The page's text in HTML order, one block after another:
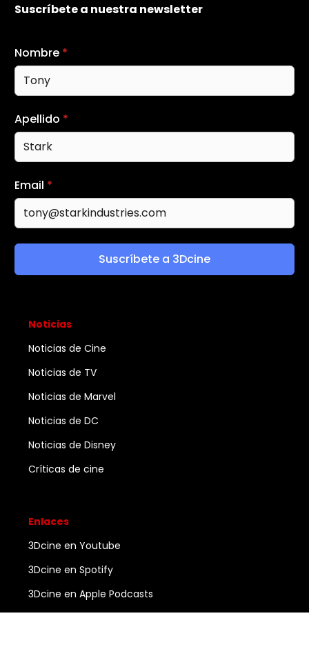
Suscríbete a nuestra newsletter
Nombre *
Apellido *
Email *
Suscríbete a 3Dcine
Noticias
Noticias de Cine
Noticias de TV
Noticias de Marvel
Noticias de DC
Noticias de Disney
Críticas de cine
Enlaces
3Dcine en Youtube
3Dcine en Spotify
3Dcine en Apple Podcasts